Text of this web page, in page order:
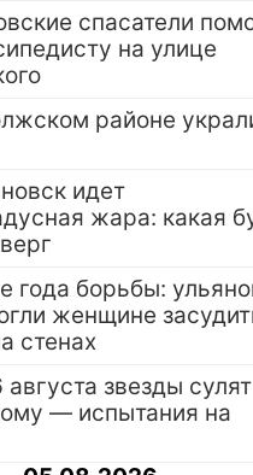
спасатели
на улице
районе
идет
жара: какая
года борьбы:
женщине
стенах
звезды сулят
— испытания на